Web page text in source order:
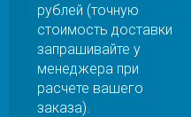
рублей (точную
стоимость доставки
запрашивайте у
менеджера при
расчете вашего
заказа).